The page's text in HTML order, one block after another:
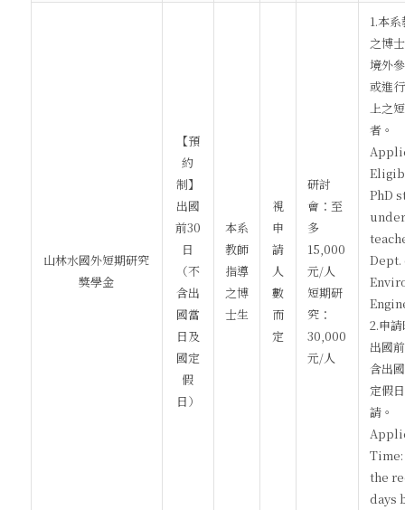
山林水國外短期研究
獎學金
【預
約
制】
出國
前30
日
（不
含出
國當
日及
國定
假
日）
本系
教師
指導
之博
士生
視
申
請
人
數
而
定
研討
會：至
多
15,000
元/人
短期研
究：
30,000
元/人
1.本
之博
境外
或進
上之
者。
PhD
Dept.
2.申
出國
含出
定假
請。
the
days